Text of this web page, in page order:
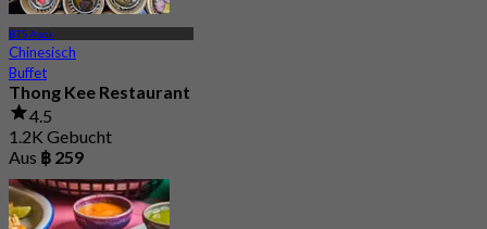
BTS Asok
Chinesisch
Buffet
Thong Kee Restaurant
4.5
1.2K Gebucht
Aus ฿ 259